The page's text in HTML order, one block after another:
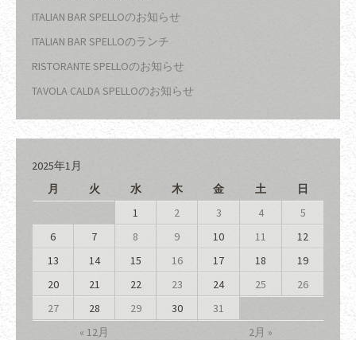
ITALIAN BAR SPELLOのお知らせ
ITALIAN BAR SPELLOのランチ
RISTORANTE SPELLOのお知らせ
TAVOLA CALDA SPELLOのお知らせ
2025年1月
月
火 水 木 金 土 日
« 12月 2月 »
1 2 3 4
5
6
7 8 9 10 11
12
13
14 15 16 17 18
19
20
21 22 23 24 25
26
27
28 29 30 31